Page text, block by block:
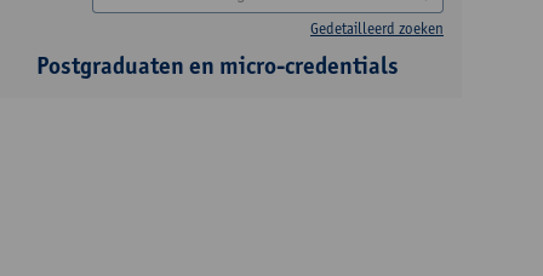
Gedetailleerd zoeken
Postgraduaten en micro-credentials